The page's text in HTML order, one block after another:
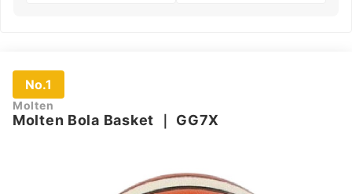
No.1
Molten
Molten Bola Basket GG7X